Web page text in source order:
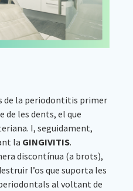
de la periodontitis primer
de les dents, el que
I, seguidament,
la GINGIVITIS.
discontínua (a brots),
l’os que suporta les
al voltant de